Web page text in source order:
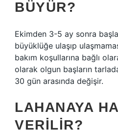
BÜYÜR?
Ekimden 3-5 ay sonra
büyüklüğe ulaşıp
bakım koşullarına bağlı
olarak olgun başların
30 gün arasında değişir.
LAHANAYA
VERILIR?